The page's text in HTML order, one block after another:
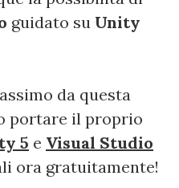
guidato su Unity
da questa
portare il proprio
5 e Visual Studio
ora gratuitamente!